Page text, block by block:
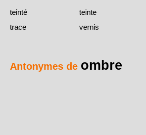
teinté
teinte
trace
vernis
Antonymes de ombre